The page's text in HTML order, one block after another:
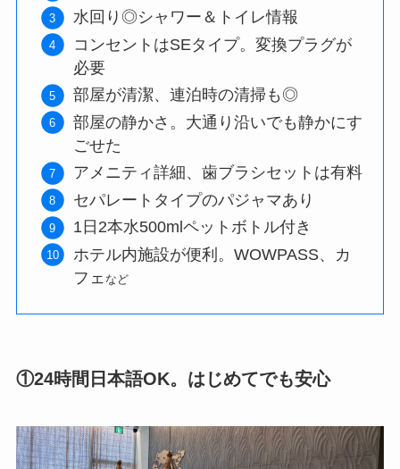
水回り◎シャワー＆トイレ情報
コンセントはSEタイプ。変換プラグが
必要
部屋が清潔、連泊時の清掃も◎
部屋の静かさ。大通り沿いでも静かにす
ごせた
アメニティ詳細、歯ブラシセットは有料
セパレートタイプのパジャマあり
1日2本水500mlペットボトル付き
ホテル内施設が便利。WOWPASS、カ
フェ など
①24時間日本語OK。はじめてでも安心